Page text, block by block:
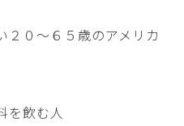
２０～６５歳のアメリカ
を飲む人